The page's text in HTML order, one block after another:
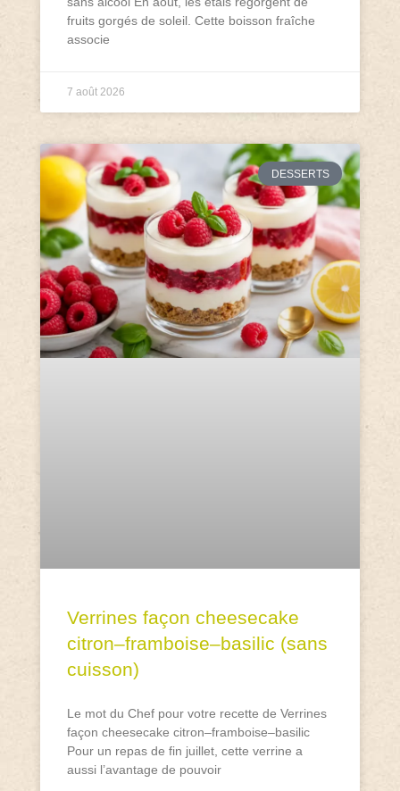
fruits gorgés de soleil. Cette boisson fraîche
associe
7 août 2026
DESSERTS
Verrines façon cheesecake
citron–framboise–basilic (sans
cuisson)
Le mot du Chef pour votre recette de Verrines
façon cheesecake citron–framboise–basilic
Pour un repas de fin juillet, cette verrine a
aussi l’avantage de pouvoir